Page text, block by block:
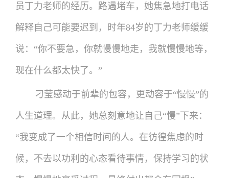
员丁力老师的经历。路遇堵车，她焦急地打电话
解释自己可能要迟到，时年84岁的丁力老师缓缓
说：“你不要急，你就慢慢地走，我就慢慢地等，
现在什么都太快了。”
刁莹感动于前辈的包容，更动容于“慢慢”的
人生道理。从此，她总刻意地让自己“慢”下来：
“我变成了一个相信时间的人。在彷徨焦虑的时
候，不去以功利的心态看待事情，保持学习的状